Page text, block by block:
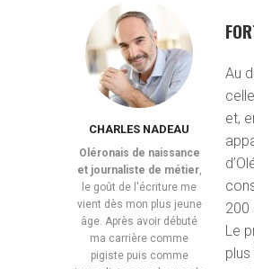
Au
et,
200
Le
CHARLES NADEAU
Oléronais de naissance
et journaliste de métier,
le goût de l'écriture me
vient dès mon plus jeune
âge. Après avoir débuté
ma carrière comme
pigiste puis comme